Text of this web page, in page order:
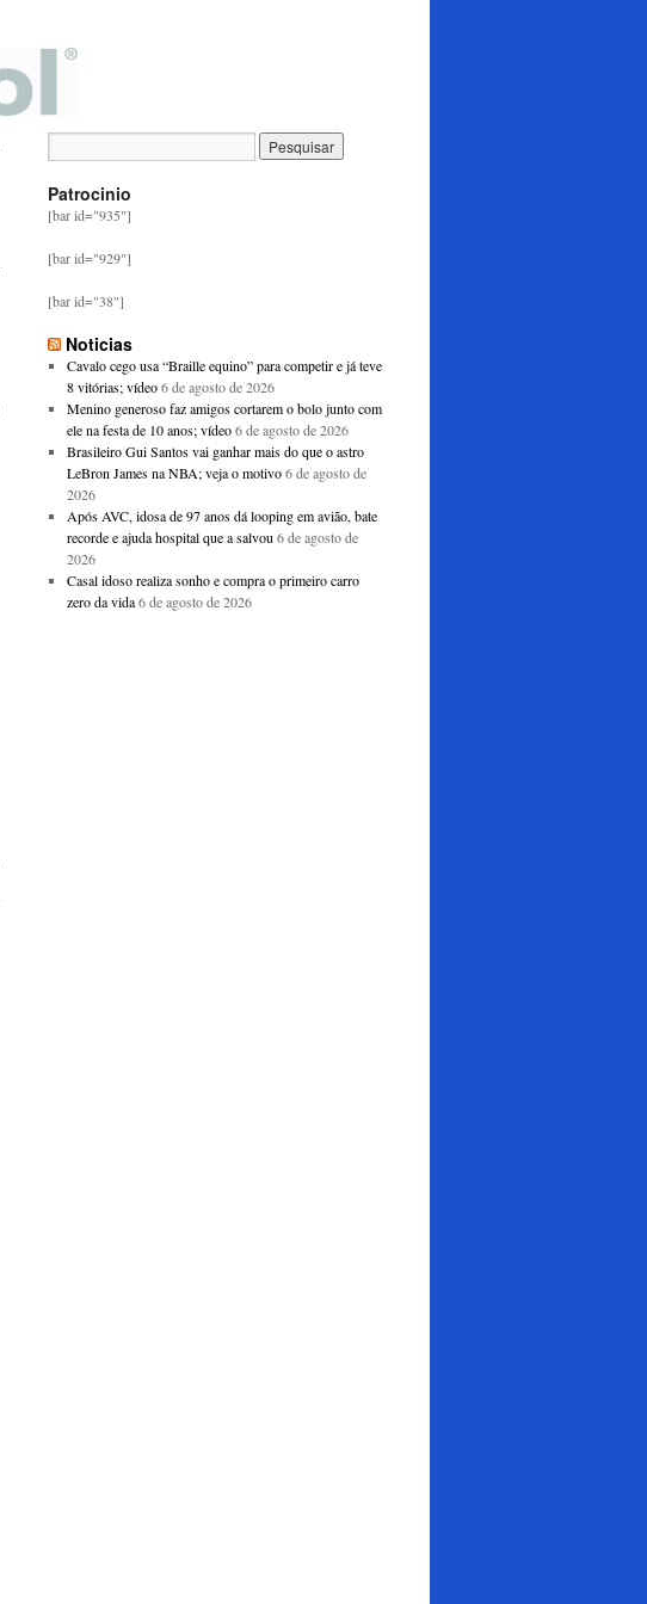
Patrocinio
[bar id="935"]
[bar id="929"]
[bar id="38"]
Noticias
Cavalo cego usa “Braille equino” para competir e já teve
8 vitórias; vídeo 6 de agosto de 2026
Menino generoso faz amigos cortarem o bolo junto com
ele na festa de 10 anos; vídeo 6 de agosto de 2026
Brasileiro Gui Santos vai ganhar mais do que o astro
LeBron James na NBA; veja o motivo 6 de agosto de
2026
Após AVC, idosa de 97 anos dá looping em avião, bate
recorde e ajuda hospital que a salvou 6 de agosto de
2026
Casal idoso realiza sonho e compra o primeiro carro
zero da vida 6 de agosto de 2026